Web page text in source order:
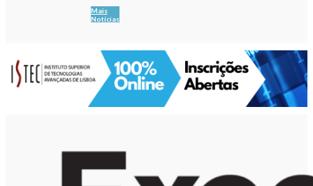
Mais
Notícias